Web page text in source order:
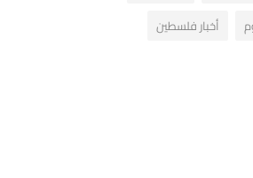
أخبار فلسطين